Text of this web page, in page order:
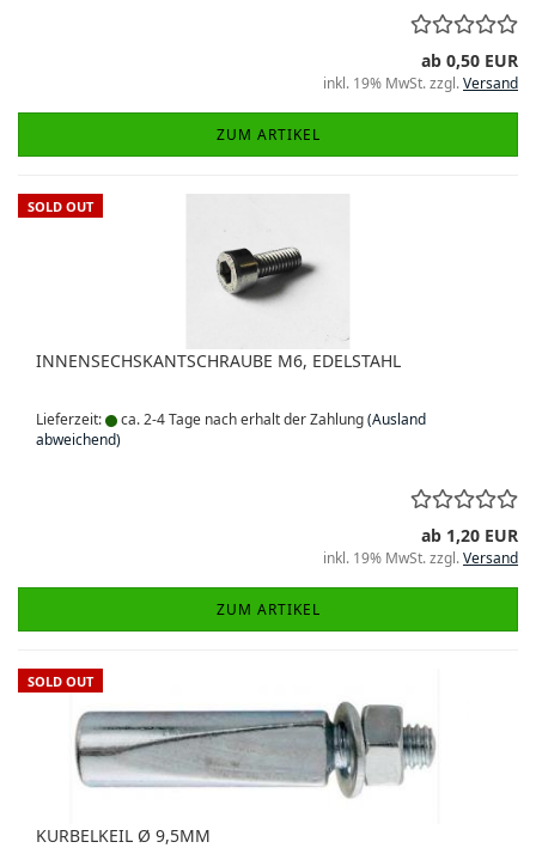
ab 0,50 EUR
inkl. 19% MwSt. zzgl.Versand
ZUM ARTIKEL
SOLD OUT
INNENSECHSKANTSCHRAUBE M6, EDELSTAHL
Lieferzeit: ca. 2-4 Tage nach erhalt der Zahlung(Ausland
abweichend)
ab 1,20 EUR
inkl. 19% MwSt. zzgl.Versand
ZUM ARTIKEL
SOLD OUT
KURBELKEIL Ø 9,5MM